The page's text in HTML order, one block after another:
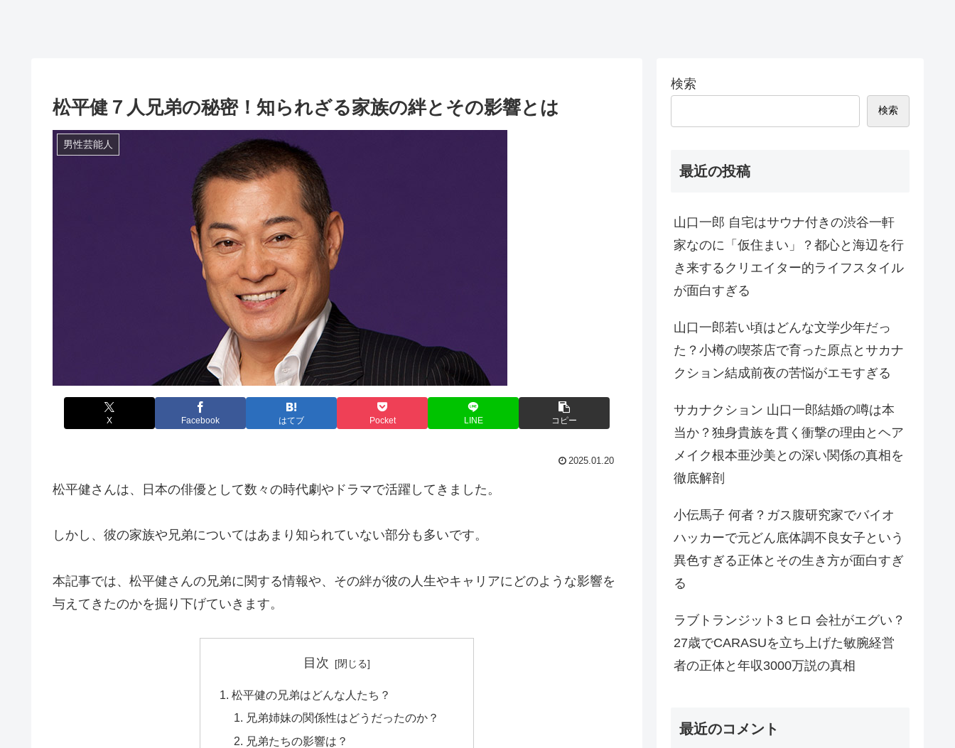
松平健７人兄弟の秘密！知られざる家族の絆とその影響とは
男性芸能人
X Facebook はてブ Pocket LINE コピー
2025.01.20
松平健さんは、日本の俳優として数々の時代劇やドラマで活躍してきました。
しかし、彼の家族や兄弟についてはあまり知られていない部分も多いです。
本記事では、松平健さんの兄弟に関する情報や、その絆が彼の人生やキャリアにどのような影響を
与えてきたのかを掘り下げていきます。
目次
松平健の兄弟はどんな人たち？
兄弟姉妹の関係性はどうだったのか？
兄弟たちの影響は？
検索
検索
最近の投稿
山口一郎 自宅はサウナ付きの渋谷一軒
家なのに「仮住まい」？都心と海辺を行
き来するクリエイター的ライフスタイル
が面白すぎる
山口一郎若い頃はどんな文学少年だっ
た？小樽の喫茶店で育った原点とサカナ
クション結成前夜の苦悩がエモすぎる
サカナクション 山口一郎結婚の噂は本
当か？独身貴族を貫く衝撃の理由とヘア
メイク根本亜沙美との深い関係の真相を
徹底解剖
小伝馬子 何者？ガス腹研究家でバイオ
ハッカーで元どん底体調不良女子という
異色すぎる正体とその生き方が面白すぎ
る
ラブトランジット3 ヒロ 会社がエグい？
27歳でCARASUを立ち上げた敏腕経営
者の正体と年収3000万説の真相
最近のコメント